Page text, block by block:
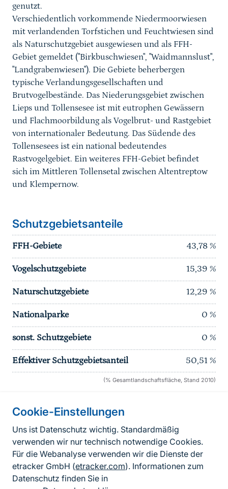
Cookie-Einstellungen
Uns ist Datenschutz wichtig. Standardmäßig
verwenden wir nur technisch notwendige Cookies.
Für die Webanalyse verwenden wir die Dienste der
etracker GmbH (etracker.com). Informationen zum
Datenschutz finden Sie in
genutzt.
Verschiedentlich vorkommende Niedermoorwiesen
mit verlandenden Torfstichen und Feuchtwiesen sind
als Naturschutzgebiet ausgewiesen und als FFH-
Gebiet gemeldet ("Birkbuschwiesen", "Waidmannslust",
"Landgrabenwiesen"). Die Gebiete beherbergen
typische Verlandungsgesellschaften und
Brutvogelbestände. Das Niederungsgebiet zwischen
Lieps und Tollensesee ist mit eutrophen Gewässern
und Flachmoorbildung als Vogelbrut- und Rastgebiet
von internationaler Bedeutung. Das Südende des
Tollensesees ist ein national bedeutendes
Rastvogelgebiet. Ein weiteres FFH-Gebiet befindet
sich im Mittleren Tollensetal zwischen Altentreptow
und Klempernow.
Schutzgebietsanteile
FFH-Gebiete 43,78 %
Vogelschutzgebiete 15,39 %
Naturschutzgebiete 12,29 %
Nationalparke 0 %
sonst. Schutzgebiete 0 %
Effektiver Schutzgebietsanteil 50,51 %
(% Gesamtlandschaftsfläche, Stand 2010)
Informationen zur Seite
FußzeileKontakt zum BfN
Kontaktformular
Erklärung zur Barrierefreiheit